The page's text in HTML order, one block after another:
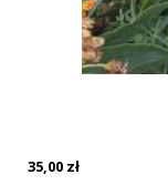
35,00 zł